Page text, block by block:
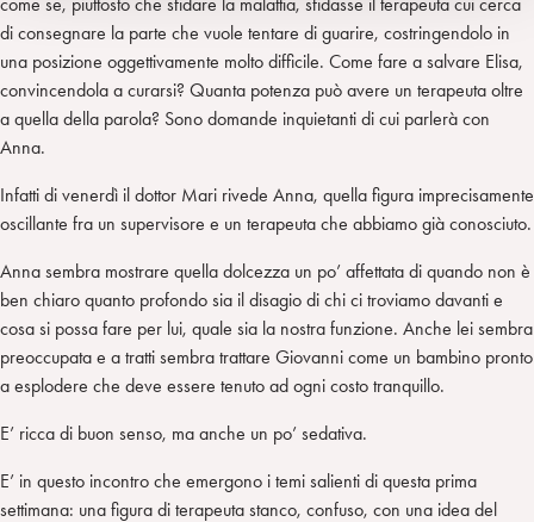
di consegnare la parte che vuole tentare di guarire, costringendolo in
una posizione oggettivamente molto difficile. Come fare a salvare Elisa,
convincendola a curarsi? Quanta potenza può avere un terapeuta oltre
a quella della parola? Sono domande inquietanti di cui parlerà con
Anna.
Infatti di venerdì il dottor Mari rivede Anna, quella figura imprecisamente
oscillante fra un supervisore e un terapeuta che abbiamo già conosciuto.
Anna sembra mostrare quella dolcezza un po’ affettata di quando non è
ben chiaro quanto profondo sia il disagio di chi ci troviamo davanti e
cosa si possa fare per lui, quale sia la nostra funzione. Anche lei sembra
preoccupata e a tratti sembra trattare Giovanni come un bambino pronto
a esplodere che deve essere tenuto ad ogni costo tranquillo.
E’ ricca di buon senso, ma anche un po’ sedativa.
E’ in questo incontro che emergono i temi salienti di questa prima
settimana: una figura di terapeuta stanco, confuso, con una idea del